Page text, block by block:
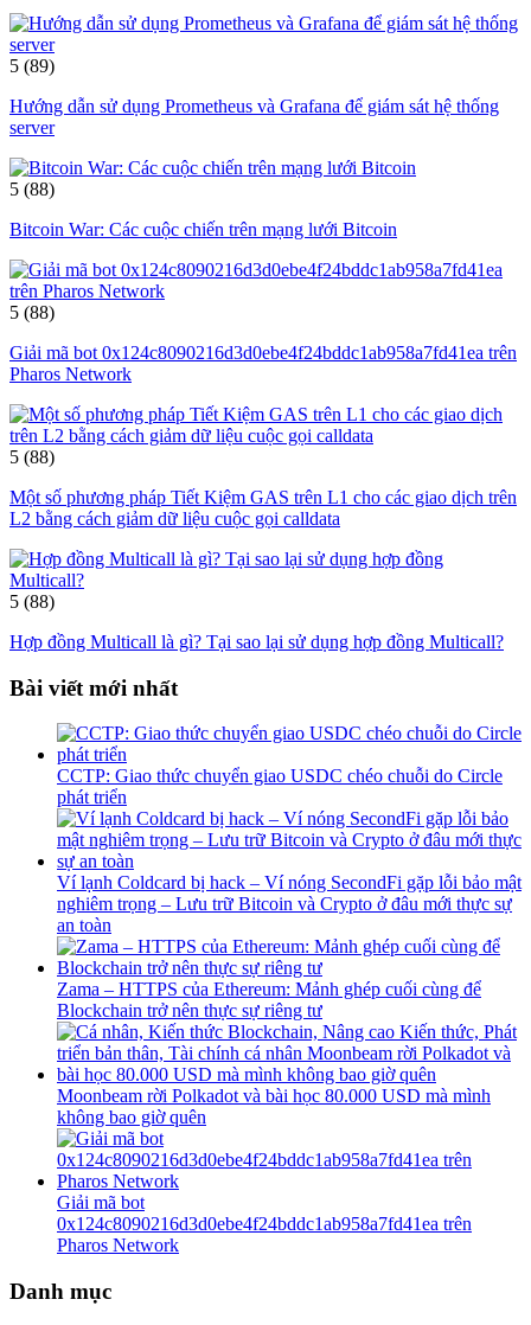
5 (89)
Hướng dẫn sử dụng Prometheus và Grafana để giám sát hệ thống
server
5 (88)
Bitcoin War: Các cuộc chiến trên mạng lưới Bitcoin
5 (88)
Giải mã bot 0x124c8090216d3d0ebe4f24bddc1ab958a7fd41ea trên
Pharos Network
5 (88)
Một số phương pháp Tiết Kiệm GAS trên L1 cho các giao dịch trên
L2 bằng cách giảm dữ liệu cuộc gọi calldata
5 (88)
Hợp đồng Multicall là gì? Tại sao lại sử dụng hợp đồng Multicall?
Bài viết mới nhất
CCTP: Giao thức chuyển giao USDC chéo chuỗi do Circle
phát triển
Ví lạnh Coldcard bị hack – Ví nóng SecondFi gặp lỗi bảo mật
nghiêm trọng – Lưu trữ Bitcoin và Crypto ở đâu mới thực sự
an toàn
Zama – HTTPS của Ethereum: Mảnh ghép cuối cùng để
Blockchain trở nên thực sự riêng tư
Moonbeam rời Polkadot và bài học 80.000 USD mà mình
không bao giờ quên
Giải mã bot
0x124c8090216d3d0ebe4f24bddc1ab958a7fd41ea trên
Pharos Network
Danh mục